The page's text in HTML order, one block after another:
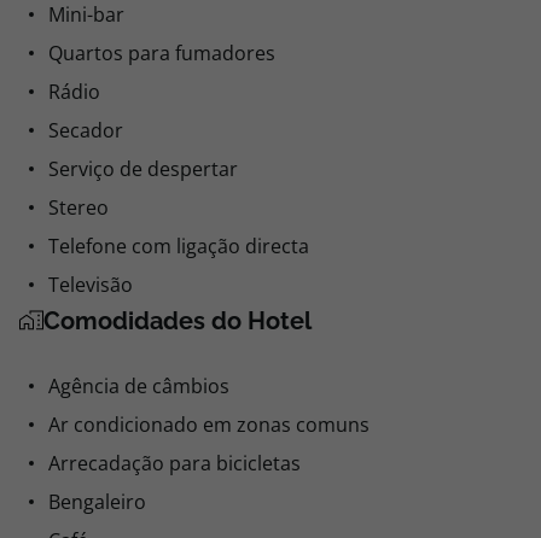
Mini-bar
Quartos para fumadores
Rádio
Secador
Serviço de despertar
Stereo
Telefone com ligação directa
Televisão
Comodidades do Hotel
Agência de câmbios
Ar condicionado em zonas comuns
Arrecadação para bicicletas
Bengaleiro